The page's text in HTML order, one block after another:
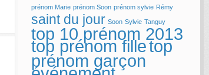
prénom Marie prénom Soon prénom sylvie Rémy
saint du jour Soon Sylvie Tanguy
top 10 prénom 2013
top prénom filletop
prénom garçon